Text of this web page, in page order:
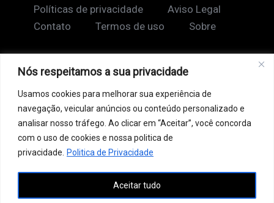
Nós respeitamos a sua privacidade
Usamos cookies para melhorar sua experiência de
navegação, veicular anúncios ou conteúdo personalizado e
analisar nosso tráfego. Ao clicar em “Aceitar”, você concorda
com o uso de cookies e nossa politica de
privacidade. Politica de Privacidade
Aceitar tudo
Políticas de privacidade
Aviso Legal
Contato
Termos de uso Sobre
Ao acessar este site, você concorda com nossos
Termos de Uso e Política de Privacidade. Este site
pode conter links patrocinados, incluindo do Google
AdSense, e links de afiliados. Podemos receber uma
comissão por vendas feitas através desses links. o
conteúdo aqui presente, incluindo textos, é protegido